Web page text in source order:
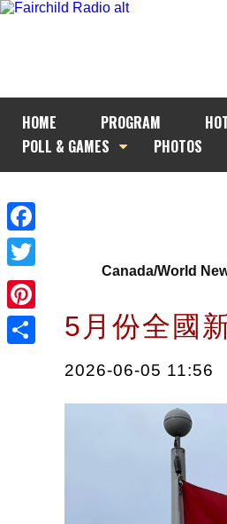
HOME PROGRAM
POLL & GAMES
PHOTOS
Facebook
Twitter
Pinterest
Canada/World
5月份全國
2026-06-05 11:56